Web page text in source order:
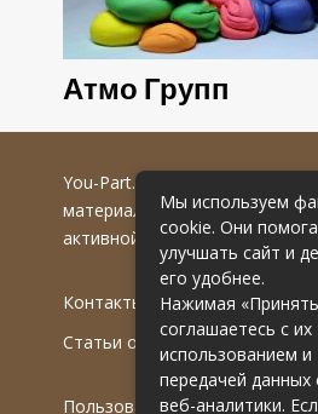
Атмо Групп
You-Part.ru
© 2016-2022 гг.
материалов допускается
активной гиперссылки на
Контакты
Статьи от эксперта
Пользовательское
Мы используем
cookie. Они
улучшать сайт и
его удобнее.
Нажимая
соглашаетесь с их
использованием и
передачей данных
веб-аналитики.